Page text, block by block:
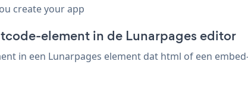
create your app
element in de Lunarpages editor
in een Lunarpages element dat html of een